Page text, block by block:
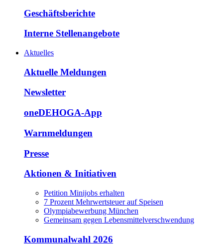
Geschäftsberichte
Interne Stellenangebote
Aktuelles
Aktuelle Meldungen
Newsletter
oneDEHOGA-App
Warnmeldungen
Presse
Aktionen & Initiativen
Petition Minijobs erhalten
7 Prozent Mehrwertsteuer auf Speisen
Olympiabewerbung München
Gemeinsam gegen Lebensmittelverschwendung
Kommunalwahl 2026